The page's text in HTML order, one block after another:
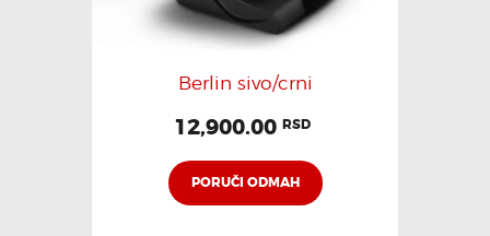
Berlin sivo/crni
12,900.00 RSD
PORUČI ODMAH